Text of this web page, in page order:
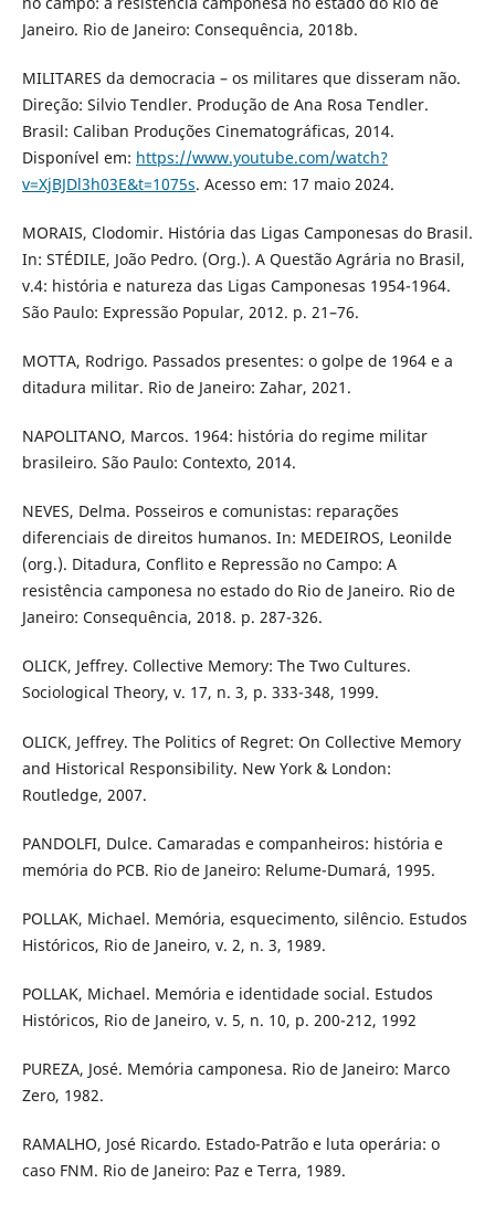
Janeiro. Rio de Janeiro: Consequência, 2018b.
MILITARES da democracia – os militares que disseram não.
Direção: Silvio Tendler. Produção de Ana Rosa Tendler.
Brasil: Caliban Produções Cinematográficas, 2014.
Disponível em: https://www.youtube.com/watch?
v=XjBJDl3h03E&t=1075s. Acesso em: 17 maio 2024.
MORAIS, Clodomir. História das Ligas Camponesas do Brasil.
In: STÉDILE, João Pedro. (Org.). A Questão Agrária no Brasil,
v.4: história e natureza das Ligas Camponesas 1954-1964.
São Paulo: Expressão Popular, 2012. p. 21–76.
MOTTA, Rodrigo. Passados presentes: o golpe de 1964 e a
ditadura militar. Rio de Janeiro: Zahar, 2021.
NAPOLITANO, Marcos. 1964: história do regime militar
brasileiro. São Paulo: Contexto, 2014.
NEVES, Delma. Posseiros e comunistas: reparações
diferenciais de direitos humanos. In: MEDEIROS, Leonilde
(org.). Ditadura, Conflito e Repressão no Campo: A
resistência camponesa no estado do Rio de Janeiro. Rio de
Janeiro: Consequência, 2018. p. 287-326.
OLICK, Jeffrey. Collective Memory: The Two Cultures.
Sociological Theory, v. 17, n. 3, p. 333-348, 1999.
OLICK, Jeffrey. The Politics of Regret: On Collective Memory
and Historical Responsibility. New York & London:
Routledge, 2007.
PANDOLFI, Dulce. Camaradas e companheiros: história e
memória do PCB. Rio de Janeiro: Relume-Dumará, 1995.
POLLAK, Michael. Memória, esquecimento, silêncio. Estudos
Históricos, Rio de Janeiro, v. 2, n. 3, 1989.
POLLAK, Michael. Memória e identidade social. Estudos
Históricos, Rio de Janeiro, v. 5, n. 10, p. 200-212, 1992
PUREZA, José. Memória camponesa. Rio de Janeiro: Marco
Zero, 1982.
RAMALHO, José Ricardo. Estado-Patrão e luta operária: o
caso FNM. Rio de Janeiro: Paz e Terra, 1989.